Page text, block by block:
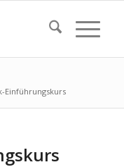
Einführungskurs